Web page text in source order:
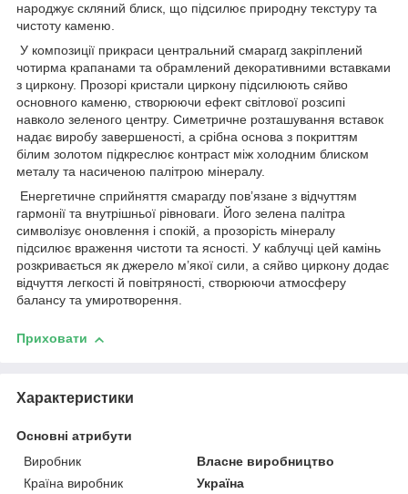
народжує скляний блиск, що підсилює природну текстуру та
чистоту каменю.
У композиції прикраси центральний смарагд закріплений
чотирма крапанами та обрамлений декоративними вставками
з циркону. Прозорі кристали циркону підсилюють сяйво
основного каменю, створюючи ефект світлової розсипі
навколо зеленого центру. Симетричне розташування вставок
надає виробу завершеності, а срібна основа з покриттям
білим золотом підкреслює контраст між холодним блиском
металу та насиченою палітрою мінералу.
Енергетичне сприйняття смарагду пов’язане з відчуттям
гармонії та внутрішньої рівноваги. Його зелена палітра
символізує оновлення і спокій, а прозорість мінералу
підсилює враження чистоти та ясності. У каблучці цей камінь
розкривається як джерело м’якої сили, а сяйво циркону додає
відчуття легкості й повітряності, створюючи атмосферу
балансу та умиротворення.
Приховати
Характеристики
Основні атрибути
Виробник
Власне виробництво
Країна виробник
Україна